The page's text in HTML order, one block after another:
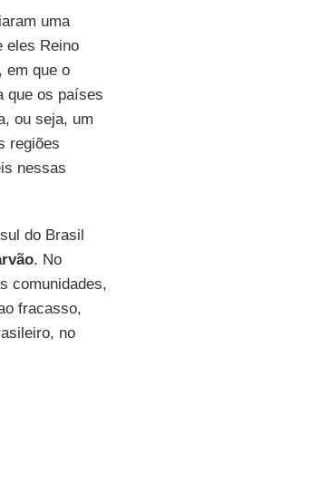
uma
eles Reino
em que o
que os países
ou seja, um
regiões
nessas
do Brasil
. No
comunidades,
fracasso,
no